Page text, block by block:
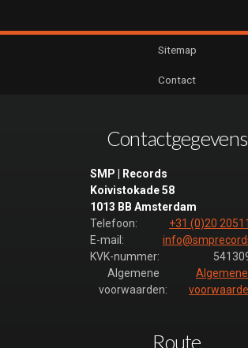
Sitemap
Contact
Contactgegevens
SMP | Records
Koivistokade 58
1013 BB Amsterdam
Telefoon:
+31 (0)20
E-mail:
KVK-nummer:
Algemene
voorwaarden:
Algemene
Route